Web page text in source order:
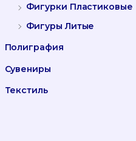
Фигурки Пластиковые
Фигуры Литые
Полиграфия
Сувениры
Текстиль